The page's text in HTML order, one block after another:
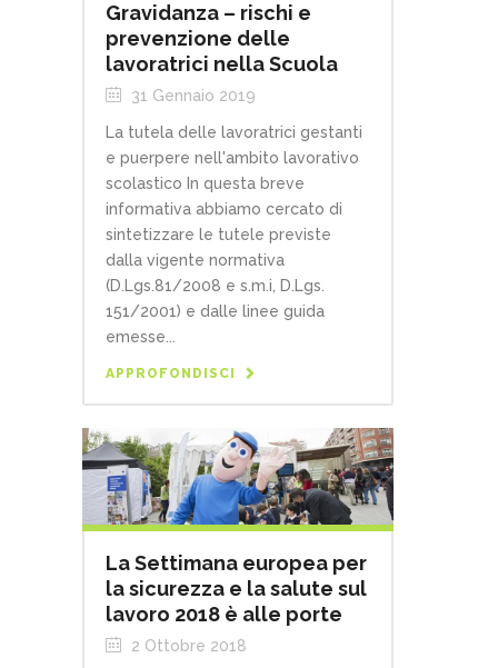
Gravidanza – rischi e
prevenzione delle
lavoratrici nella Scuola
31 Gennaio 2019
La tutela delle lavoratrici gestanti
e puerpere nell'ambito lavorativo
scolastico In questa breve
informativa abbiamo cercato di
sintetizzare le tutele previste
dalla vigente normativa
(D.Lgs.81/2008 e s.m.i, D.Lgs.
151/2001) e dalle linee guida
emesse...
APPROFONDISCI
La Settimana europea per
la sicurezza e la salute sul
lavoro 2018 è alle porte
2 Ottobre 2018